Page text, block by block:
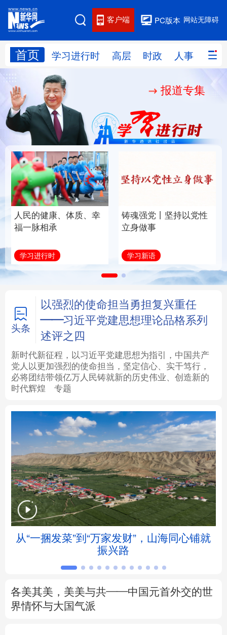
网站无障碍
PC版本
客户端
首页 学习进行时 高层 时政 人事 国际
网站地图
学习进行时 人事
国际 财经 网评
思客智库 全球连线 教育
科技 科创
文化 书画
访谈 视频 图片 政务
信息化 数字经济
学术中国 乡村振兴 银龄 溯源中国
城市 旅游 能源 会展
彩票 娱乐 时尚 悦读
公益 一带一路 亚太网 上市公司
地方频道
北京 天津 河北 山西
辽宁 吉林 上海 江苏
浙江 安徽 福建 江西
四川 贵州
报道专集
人民的健康、体质、幸
福一脉相承
学习进行时
铸魂强党丨坚持以党性
立身做事
学习新语
头条
以强烈的使命担当勇担复兴重任
——习近平党建思想理论品格系列
述评之四
新时代新征程，以习近平党建思想为指引，中国共产
党人以更加强烈的使命担当，坚定信心、实干笃行，
必将团结带领亿万人民铸就新的历史伟业、创造新的
时代辉煌
专题
从“一捆发菜”到“万家发财”，山海同心铺就
振兴路
各美其美，美美与共——中国元首外交的世
界情怀与大国气派